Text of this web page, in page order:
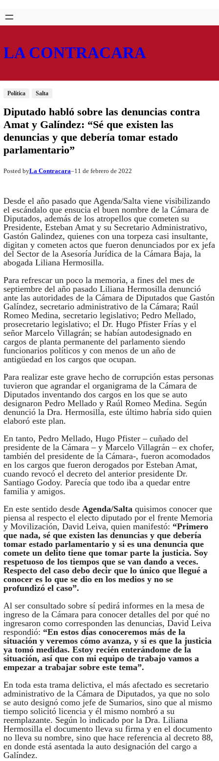
Saltar
al
Skip
to
LA CONTRACARA
Política Salta
Diputado habló sobre las denuncias contra
Amat y Galíndez: “Sé que existen las
denuncias y que debería tomar estado
parlamentario”
Posted byLa Contracara–11 de febrero de 2022
Desde el año pasado que Agenda/Salta viene visibilizando
el escándalo que ensucia el buen nombre de la Cámara de
Diputados, además de los atropellos que cometen su
Presidente, Esteban Amat y su Secretario Administrativo,
Gastón Galindez, quienes con una torpeza casi insultante,
digitan y cometen actos que fueron denunciados por ex jefa
del Sector de la Asesoría Jurídica de la Cámara Baja, la
abogada Liliana Hermosilla.
Para refrescar un poco la memoria, a fines del mes de
septiembre del año pasado Liliana Hermosilla denunció
ante las autoridades de la Cámara de Diputados que Gastón
Galíndez, secretario administrativo de la Cámara; Raúl
Romeo Medina, secretario legislativo; Pedro Mellado,
prosecretario legislativo; el Dr. Hugo Pfister Frías y el
señor Marcelo Villagrán; se habían autodesignado en
cargos de planta permanente del parlamento siendo
funcionarios políticos y con menos de un año de
antigüedad en los cargos que ocupan.
Para realizar este grave hecho de corrupción estas personas
tuvieron que agrandar el organigrama de la Cámara de
Diputados inventando dos cargos en los que se auto
designaron Pedro Mellado y Raúl Romeo Medina. Según
denunció la Dra. Hermosilla, este último habría sido quien
elaboró este plan.
En tanto, Pedro Mellado, Hugo Pfister – cuñado del
presidente de la Cámara – y Marcelo Villagrán – ex chofer,
también del presidente de la Cámara-, fueron acomodados
en los cargos que fueron derogados por Esteban Amat,
cuando revocó el decreto del anterior presidente Dr.
Santiago Godoy. Parecía que todo iba a quedar entre
familia y amigos.
En este sentido desde Agenda/Saltaquisimos conocer que
piensa al respecto el electo diputado por el frente Memoria
y Movilización, David Leiva, quien manifestó: “Primero
que nada, sé que existen las denuncias y que debería
tomar estado parlamentario y si es una denuncia que
comete un delito tiene que tomar parte la justicia. Soy
respetuoso de los tiempos que se van dando a veces.
Respecto del caso debo decir que lo único que llegué a
conocer es lo que se dio en los medios y no se
profundizó el caso”.
Al ser consultado sobre sí pedirá informes en la mesa de
ingreso de la Cámara para conocer detalles del por qué no
ingresaron como corresponden las denuncias, David Leiva
respondió: “En estos días conoceremos más de la
situación y veremos cómo avanza, y si es que la justicia
ya tomó medidas. Estoy recién enterándome de la
situación, así que con mi equipo de trabajo vamos a
empezar a trabajar sobre este tema”.
En toda esta trama delictiva, el más afectado es secretario
administrativo de la Cámara de Diputados, ya que no solo
se auto designó como jefe de Sumarios, sino que al mismo
tiempo solicitó licencia y él mismo nombró a su
reemplazante. Según lo indicado por la Dra. Liliana
Hermosilla el documento lleva su firma y en el documento
no lleva su nombre, sino que hace referencia al decreto 88,
en donde está asentada la auto designación del cargo a
Galíndez.